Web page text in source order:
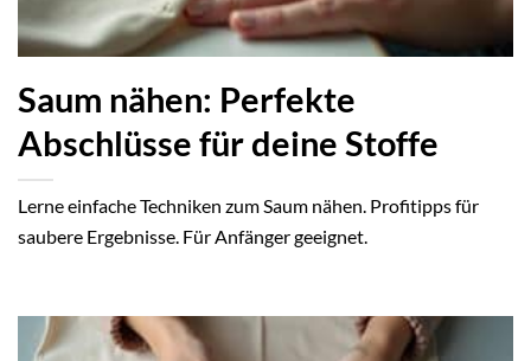
Saum nähen: Perfekte
Abschlüsse für deine Stoffe
Lerne einfache Techniken zum Saum nähen. Profitipps für
saubere Ergebnisse. Für Anfänger geeignet.